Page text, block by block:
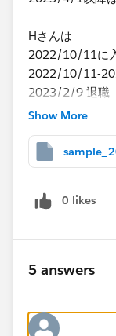
Hさんは
2022/10/11に
​2022/10/11-
2023/​2/9 退職
となります。
この情報と​月
把握します。
ご教示頂きたい
います。
この部署の在
Show More
0 likes
5 answers